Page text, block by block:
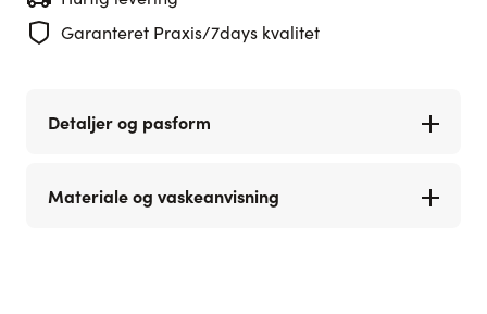
Garanteret Praxis/7days kvalitet
Detaljer og pasform
Materiale og vaskeanvisning